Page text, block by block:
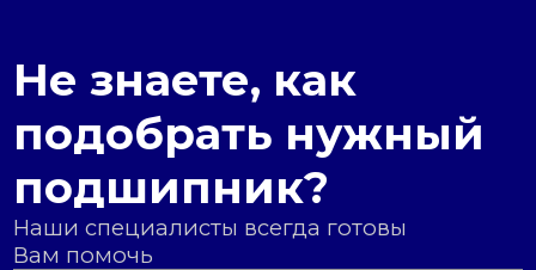
Не знаете, как
подобрать нужный
подшипник?
Наши специалисты всегда готовы
Вам помочь